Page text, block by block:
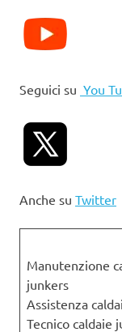
Seguici su You
Anche su Twitter
Manutenzione
junkers
Assistenza
Tecnico caldaie